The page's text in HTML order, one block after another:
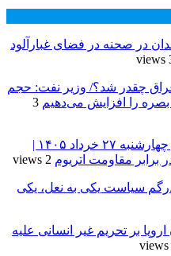
در صحنه در فضای غبارآلود
3
چقدر شد؟/ وزیر نفت: حجم
بصره را افزایش می‌دهیم 3
قیمت رمزارزها امروز چهارشنبه ۲۷ خرداد ۱۴۰۵ |
برابر مقاومت اتریوم 2 views
سیاست یکی به نعل، یکی
بر تحریم غیر انسانی علیه